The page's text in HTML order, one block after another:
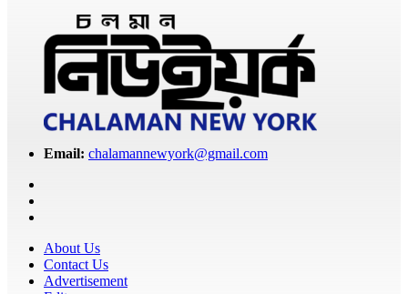
Email: chalamannewyork@gmail.com
About Us
Contact Us
Advertisement